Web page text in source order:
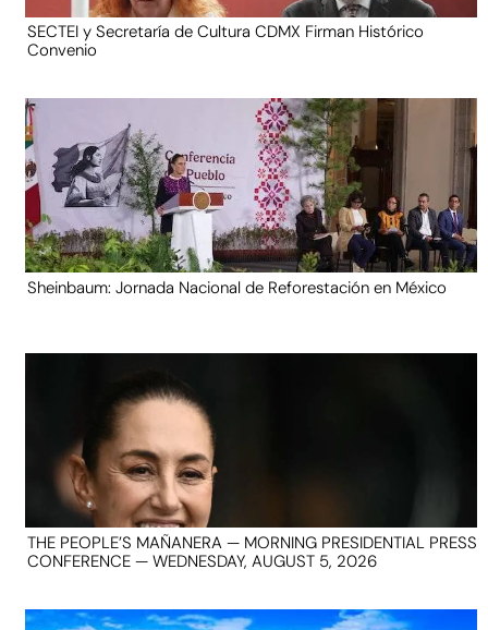
SECTEI y Secretaría de Cultura CDMX Firman Histórico
Convenio
Sheinbaum: Jornada Nacional de Reforestación en México
THE PEOPLE’S MAÑANERA — MORNING PRESIDENTIAL PRESS
CONFERENCE — WEDNESDAY, AUGUST 5, 2026